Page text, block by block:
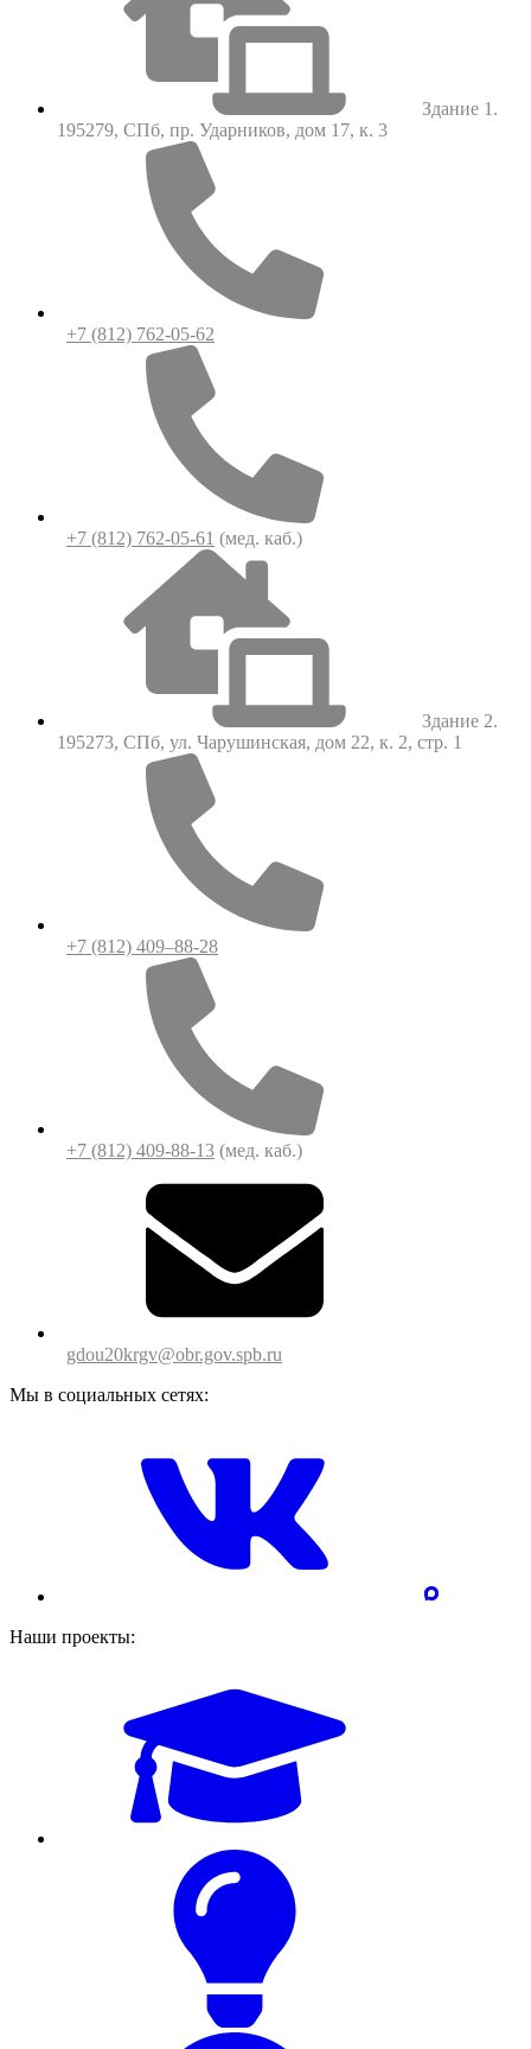
Здание 1.
195279, СПб, пр. Ударников, дом 17, к. 3
+7 (812) 762-05-62
+7 (812) 762-05-61 (мед. каб.)
Здание 2.
195273, СПб, ул. Чарушинская, дом 22, к. 2, стр. 1
+7 (812) 409–88-28
+7 (812) 409-88-13 (мед. каб.)
gdou20krgv@obr.gov.spb.ru
Мы в социальных сетях:
Наши проекты: